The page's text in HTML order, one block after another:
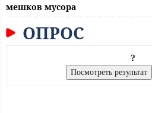
мешков мусора
ОПРОС
?